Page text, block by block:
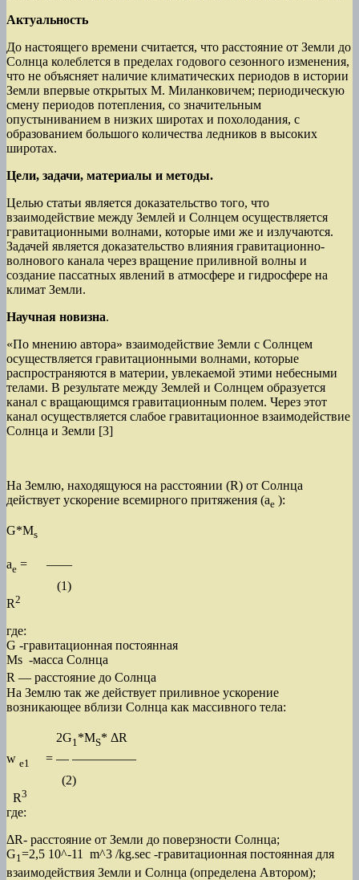
Актуальность
До настоящего времени считается, что расстояние от Земли до
Солнца колеблется в пределах годового сезонного изменения,
что не объясняет наличие климатических периодов в истории
Земли впервые открытых М. Миланковичем; периодическую
смену периодов потепления, со значительным
опустыниванием в низких широтах и похолодания, с
образованием большого количества ледников в высоких
широтах.
Цели, задачи, материалы и методы.
Целью статьи является доказательство того, что
взаимодействие между Землей и Солнцем осуществляется
гравитационными волнами, которые ими же и излучаются.
Задачей является доказательство влияния гравитационно-
волнового канала через вращение приливной волны и
создание пассатных явлений в атмосфере и гидросфере на
климат Земли.
Научная новизна.
«По мнению автора» взаимодействие Земли с Солнцем
осуществляется гравитационными волнами, которые
распространяются в материи, увлекаемой этими небесными
телами. В результате между Землей и Солнцем образуется
канал с вращающимся гравитационным полем. Через этот
канал осуществляется слабое гравитационное взаимодействие
Солнца и Земли [3]
На Землю, находящуюся на расстоянии (R) от Солнца
действует ускорение всемирного притяжения (aе ):
G*Ms
aе = ——
(1)
R2
где:
G -гравитационная постоянная
Мs -масса Солнца
R — расстояние до Солнца
На Землю так же действует приливное ускорение
возникающее вблизи Солнца как массивного тела:
2G1 *MS* ΔR
w e1
= — —————
(2)
R3
где:
ΔR- расстояние от Земли до поверзности Солнца;
G1=2,5 10^-11 m^3 /kg.sec -гравитационная постоянная для
взаимодействия Земли и Солнца (определена Автором);